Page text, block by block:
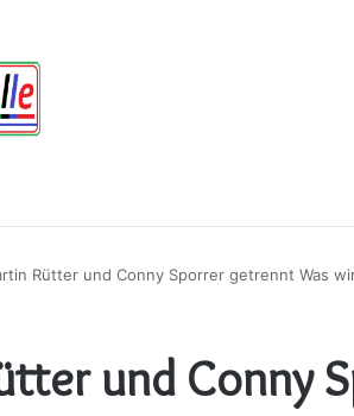
Rütter und Conny Sporrer getrennt Was
und Conny